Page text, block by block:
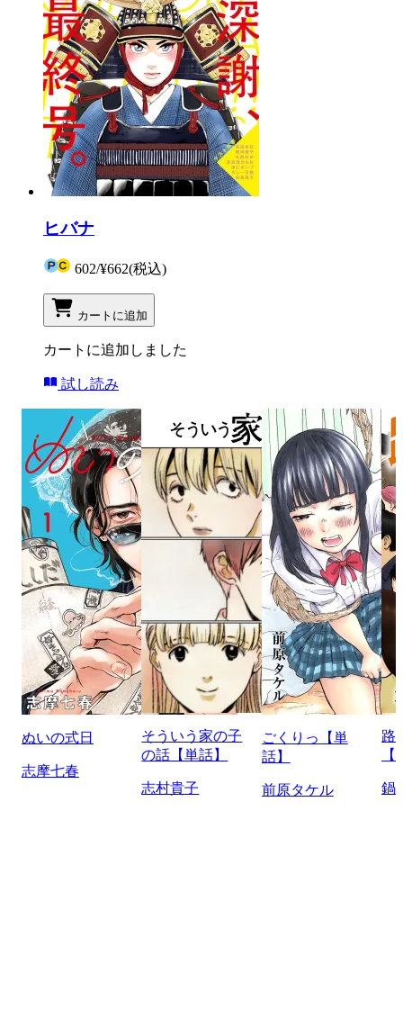
ヒバナ
602/¥662(税込)
カートに追加
カートに追加しました
試し読み
ぬいの式日
志摩七春
そういう家の子
の話【単話】
志村貴子
ごくりっ【単
話】
前原タケル
路
鍋